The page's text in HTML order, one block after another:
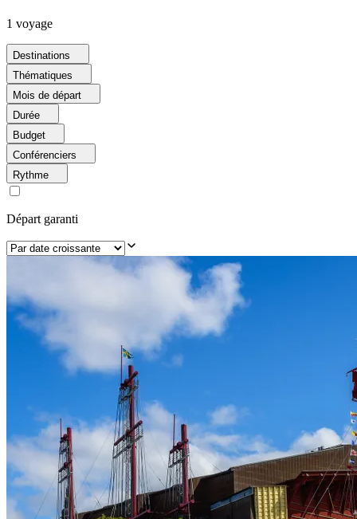
1 voyage
Destinations
Thématiques
Mois de départ
Durée
Budget
Conférenciers
Rythme
Départ garanti